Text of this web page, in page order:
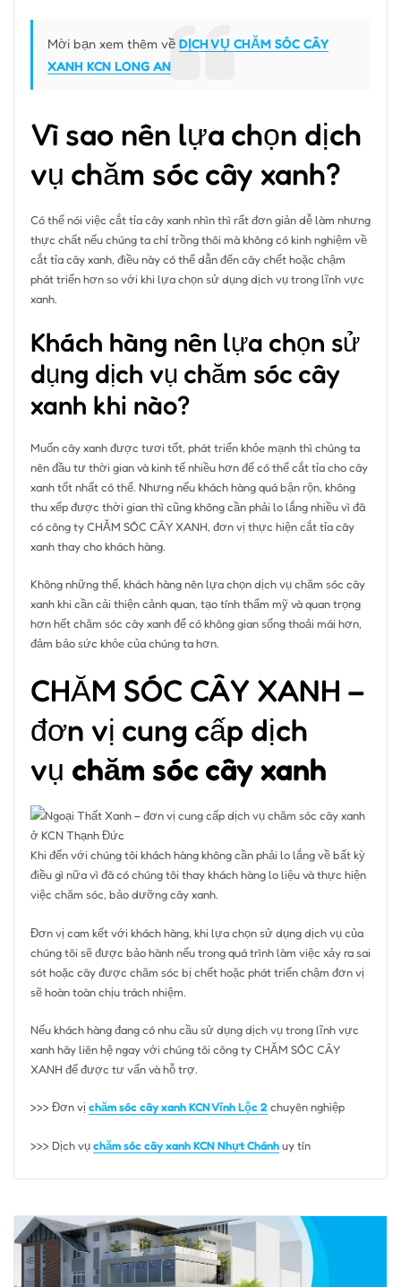
Mời bạn xem thêm vềDỊCH VỤ CHĂM SÓC CÂY
XANH KCN LONG AN
Vì sao nên lựa chọn dịch
vụ chăm sóc cây xanh?
Có thể nói việc cắt tỉa cây xanh nhìn thì rất đơn giản dễ làm nhưng
thực chất nếu chúng ta chỉ trồng thôi mà không có kinh nghiệm về
cắt tỉa cây xanh, điều này có thể dẫn đến cây chết hoặc chậm
phát triển hơn so với khi lựa chọn sử dụng dịch vụ trong lĩnh vực
xanh.
Khách hàng nên lựa chọn sử
dụng dịch vụ chăm sóc cây
xanh khi nào?
Muốn cây xanh được tươi tốt, phát triển khỏe mạnh thì chúng ta
nên đầu tư thời gian và kinh tế nhiều hơn để có thể cắt tỉa cho cây
xanh tốt nhất có thể. Nhưng nếu khách hàng quá bận rộn, không
thu xếp được thời gian thì cũng không cần phải lo lắng nhiều vì đã
có công ty CHĂM SÓC CÂY XANH, đơn vị thực hiện cắt tỉa cây
xanh thay cho khách hàng.
Không những thế, khách hàng nên lựa chọn dịch vụ chăm sóc cây
xanh khi cần cải thiện cảnh quan, tạo tính thẩm mỹ và quan trọng
hơn hết chăm sóc cây xanh để có không gian sống thoải mái hơn,
đảm bảo sức khỏe của chúng ta hơn.
CHĂM SÓC CÂY XANH –
đơn vị cung cấp dịch
vụ chăm sóc cây xanh
Khi đến với chúng tôi khách hàng không cần phải lo lắng về bất kỳ
điều gì nữa vì đã có chúng tôi thay khách hàng lo liệu và thực hiện
việc chăm sóc, bảo dưỡng cây xanh.
Đơn vị cam kết với khách hàng, khi lựa chọn sử dụng dịch vụ của
chúng tôi sẽ được bảo hành nếu trong quá trình làm việc xảy ra sai
sót hoặc cây được chăm sóc bị chết hoặc phát triển chậm đơn vị
sẽ hoàn toàn chịu trách nhiệm.
Nếu khách hàng đang có nhu cầu sử dụng dịch vụ trong lĩnh vực
xanh hãy liên hệ ngay với chúng tôi công ty CHĂM SÓC CÂY
XANH để được tư vấn và hỗ trợ.
>>> Đơn vị chăm sóc cây xanh KCN Vĩnh Lộc 2chuyên nghiệp
>>> Dịch vụchăm sóc cây xanh KCN Nhựt Chánhuy tín